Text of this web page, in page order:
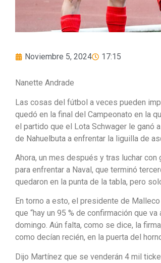
Noviembre 5, 2024 17:15
Nanette Andrade
Las cosas del fútbol a veces pueden
quedó en la final del Campeonato en la
el partido que el Lota Schwager le ganó
de Nahuelbuta a enfrentar la liguilla de
Ahora, un mes después y tras luchar con
para enfrentar a Naval, que terminó
quedaron en la punta de la tabla, pero
En torno a esto, el presidente de
que “hay un 95 % de confirmación que
domingo. Aún falta, como se dice, la
como decían recién, en la puerta del
Dijo Martínez que se venderán 4 mil